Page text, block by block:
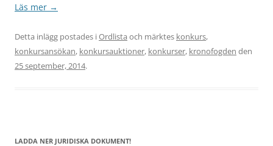
Läs mer →
Detta inlägg postades iOrdlista och märktes konkurs,
konkursansökan, konkursauktioner, konkurser, kronofogden den
25 september, 2014.
LADDA NER JURIDISKA DOKUMENT!